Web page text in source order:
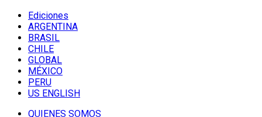
Ediciones
ARGENTINA
BRASIL
CHILE
GLOBAL
MÉXICO
PERU
US ENGLISH
QUIENES SOMOS